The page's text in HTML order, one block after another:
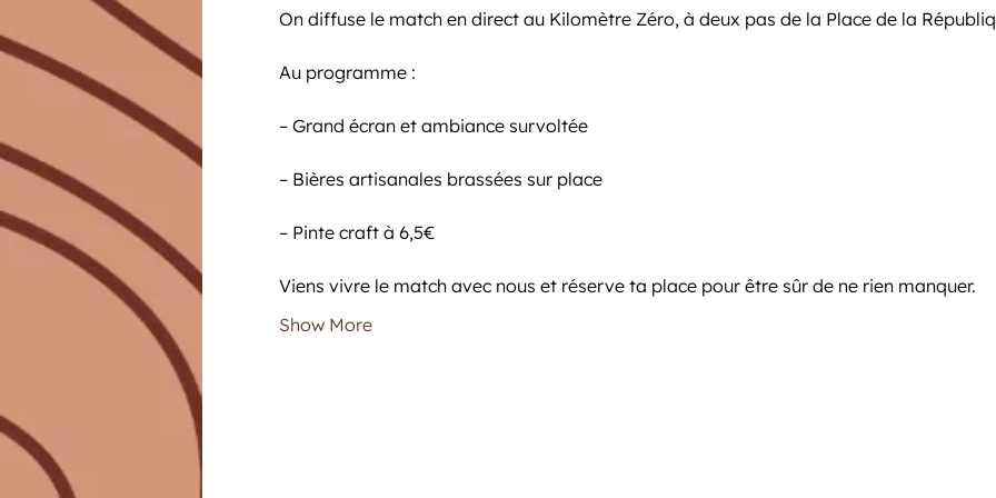
On diffuse le match en direct au Kilomètre Zéro, à deux pas de la Place de la
Au programme :
– Grand écran et ambiance survoltée
– Bières artisanales brassées sur place
– Pinte craft à 6,5€
Viens vivre le match avec nous et réserve ta place pour être sûr de ne rien manquer.
Show More